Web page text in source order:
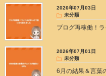
2026年07月03日
未分類
ブログ再稼働！
2026年07月01日
未分類
6月の結果＆言葉